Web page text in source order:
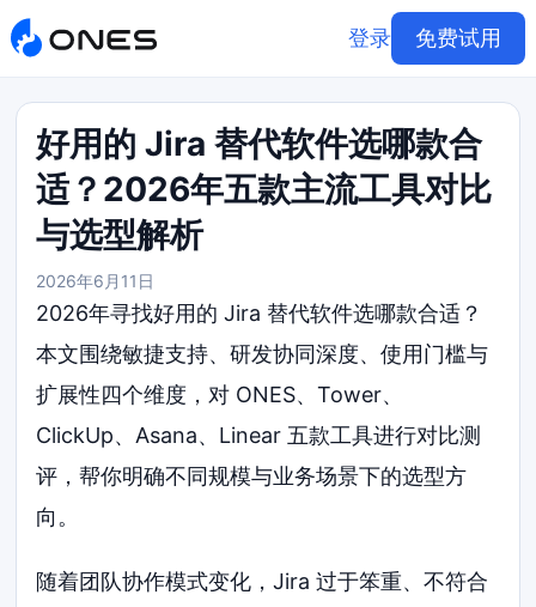
登录 免费试用
好用的 Jira 替代软件选哪款合
适？2026年五款主流工具对比
与选型解析
2026年6月11日
2026年寻找好用的 Jira 替代软件选哪款合适？
本文围绕敏捷支持、研发协同深度、使用门槛与
扩展性四个维度，对 ONES、Tower、
ClickUp、Asana、Linear 五款工具进行对比测
评，帮你明确不同规模与业务场景下的选型方
向。
随着团队协作模式变化，Jira 过于笨重、不符合